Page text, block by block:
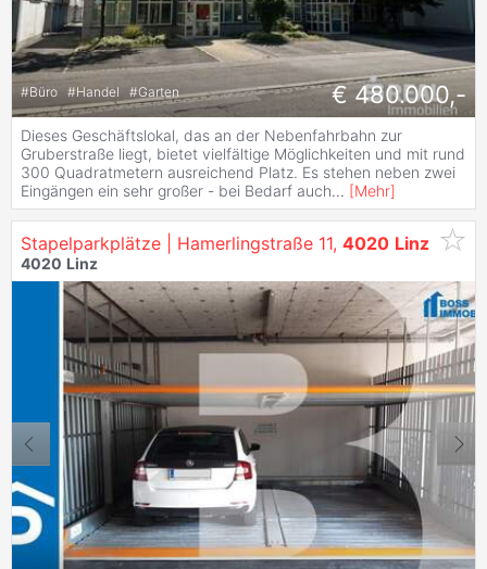
#Büro #Handel #Garten € 480.000,-
Dieses Geschäftslokal, das an der Nebenfahrbahn zur
Gruberstraße liegt, bietet vielfältige Möglichkeiten und mit rund
300 Quadratmetern ausreichend Platz. Es stehen neben zwei
Eingängen ein sehr großer - bei Bedarf auch... [Mehr]
Stapelparkplätze | Hamerlingstraße 11, 4020 Linz
4020 Linz